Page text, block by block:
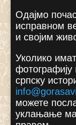
Одајмо
исправном
и својим
Уколико
српску
можете
уклањање